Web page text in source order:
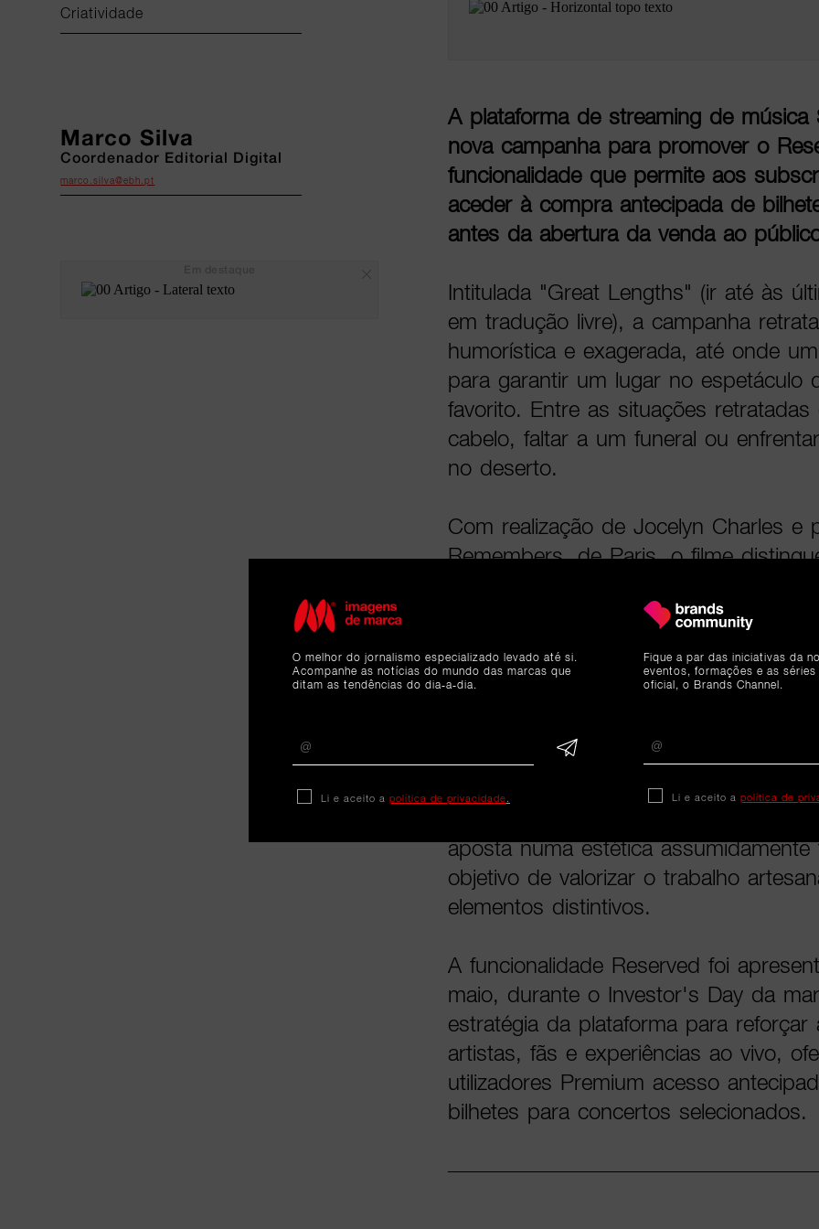
Criatividade
Marco Silva
Coordenador Editorial Digital
marco.silva@ebh.pt
A plataforma de streaming de música
nova campanha para promover o
funcionalidade que permite aos
aceder à compra antecipada de
antes da abertura da venda ao
Intitulada "Great Lengths" (ir até às
em tradução livre), a campanha
humorística e exagerada, até onde
para garantir um lugar no espetáculo
favorito. Entre as situações
cabelo, faltar a um funeral ou
no deserto.
Com realização de Jocelyn Charles e
Remembers, de Paris, o filme
manualmente e toda a animação foi
artesanal.
A opção criativa surge numa altura
artificial domina grande parte das
produção criativa e publicitária. Num
aposta numa estética
objetivo de valorizar o trabalho
elementos distintivos.
A funcionalidade Reserved foi
maio, durante o Investor's Day da
estratégia da plataforma para reforçar
artistas, fãs e experiências ao vivo,
utilizadores Premium acesso
bilhetes para concertos selecionados.
O melhor do jornalismo especializado levado até si.
Acompanhe as notícias do mundo das marcas que
ditam as tendências do dia-a-dia.
Li e aceito a política de privacidade.
Fique a par das iniciativas da
eventos, formações e as
oficial, o Brands Channel.
Li e aceito a política de